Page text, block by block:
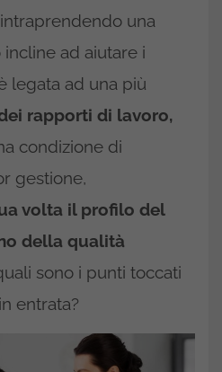
una
ad aiutare i
legata ad una più
rapporti di lavoro,
condizione di
gestione,
volta il profilo del
della qualità
sono i punti toccati
entrata?